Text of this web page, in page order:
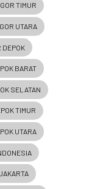
TIMUR
UTARA
DEPOK
BARAT
SELATAN
TIMUR
UTARA